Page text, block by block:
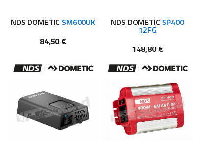
NDS DOMETIC SM600UK
84,50 €
NDS DOMETIC SP400
12FG
148,80 €